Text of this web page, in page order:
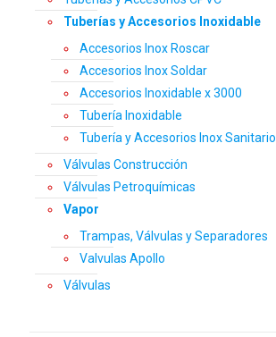
Tuberías y Accesorios Inoxidable
Accesorios Inox Roscar
Accesorios Inox Soldar
Accesorios Inoxidable x 3000
Tubería Inoxidable
Tubería y Accesorios Inox Sanitario
Válvulas Construcción
Válvulas Petroquímicas
Vapor
Trampas, Válvulas y Separadores
Valvulas Apollo
Válvulas